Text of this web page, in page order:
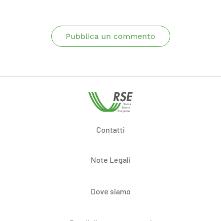
Pubblica un commento
Contatti
Note Legali
Dove siamo